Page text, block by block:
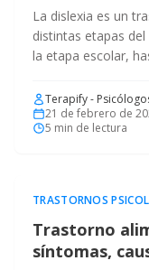
La dislexia es un
distintas etapas
la etapa escolar,
Terapify -
21 de febrero de
5 min de lectura
TRASTORNOS
Trastorno
síntomas,